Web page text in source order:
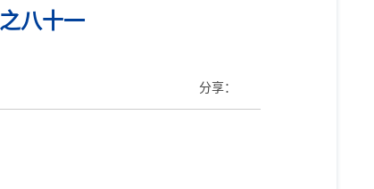
八十一
分享：